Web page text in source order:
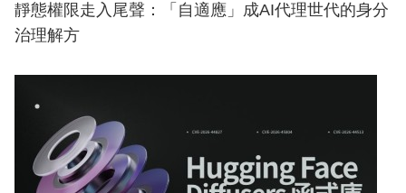
靜態權限走入尾聲：「自適應」成AI代理世代的身分
治理解方